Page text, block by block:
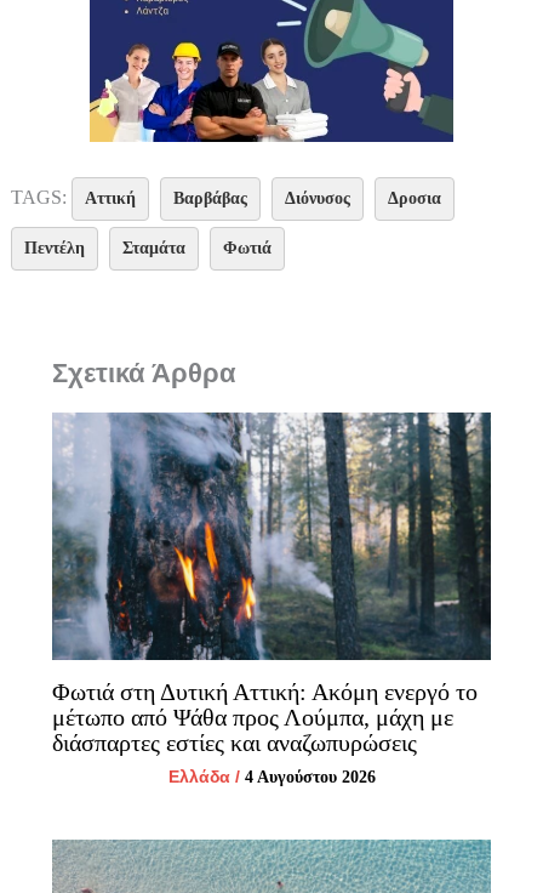
TAGS: Αττική Βαρβάβας Διόνυσος Δροσια
Πεντέλη Σταμάτα Φωτιά
Σχετικά Άρθρα
Φωτιά στη Δυτική Αττική: Ακόμη ενεργό το
μέτωπο από Ψάθα προς Λούμπα, μάχη με
διάσπαρτες εστίες και αναζωπυρώσεις
Ελλάδα/ 4 Αυγούστου 2026